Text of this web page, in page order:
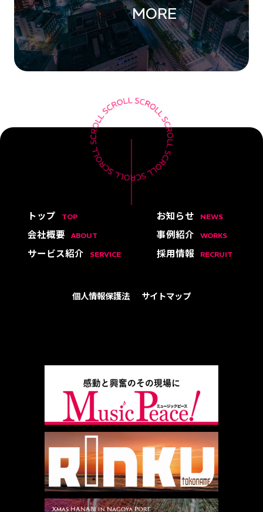
MORE
トップ TOP お知らせ NEWS
会社概要 ABOUT 事例紹介 WORKS
サービス紹介 SERVICE 採用情報 RECRUIT
個人情報保護法 サイトマップ